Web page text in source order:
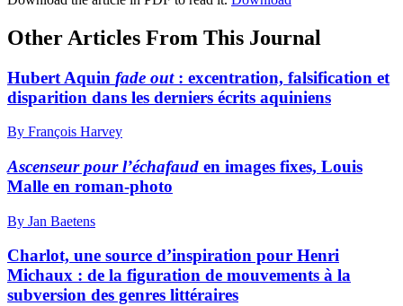
Other Articles From This Journal
Hubert Aquin fade out: excentration, falsification et
disparition dans les derniers écrits aquiniens
By François Harvey
Ascenseur pour l’échafaud en images fixes, Louis
Malle en roman-photo
By Jan Baetens
Charlot, une source d’inspiration pour Henri
Michaux : de la figuration de mouvements à la
subversion des genres littéraires